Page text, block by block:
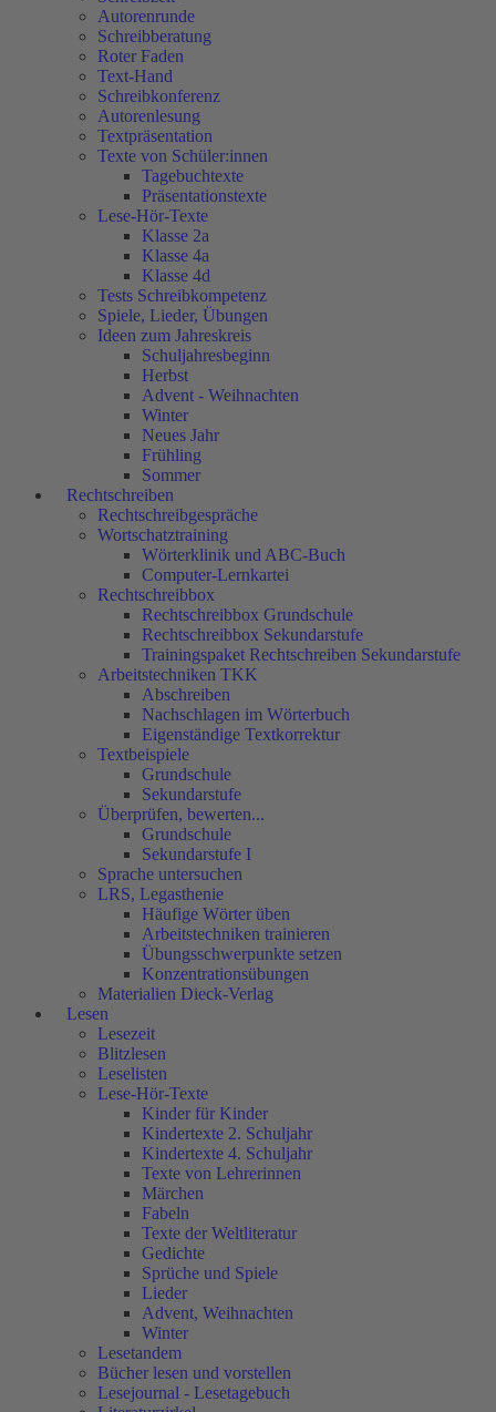
Autorenrunde
Schreibberatung
Roter Faden
Text-Hand
Schreibkonferenz
Autorenlesung
Textpräsentation
Texte von Schüler:innen
Tagebuchtexte
Präsentationstexte
Lese-Hör-Texte
Klasse 2a
Klasse 4a
Klasse 4d
Tests Schreibkompetenz
Spiele, Lieder, Übungen
Ideen zum Jahreskreis
Schuljahresbeginn
Herbst
Advent - Weihnachten
Winter
Neues Jahr
Frühling
Sommer
Rechtschreiben
Rechtschreibgespräche
Wortschatztraining
Wörterklinik und ABC-Buch
Computer-Lernkartei
Rechtschreibbox
Rechtschreibbox Grundschule
Rechtschreibbox Sekundarstufe
Trainingspaket Rechtschreiben Sekundarstufe
Arbeitstechniken TKK
Abschreiben
Nachschlagen im Wörterbuch
Eigenständige Textkorrektur
Textbeispiele
Grundschule
Sekundarstufe
Überprüfen, bewerten...
Grundschule
Sekundarstufe I
Sprache untersuchen
LRS, Legasthenie
Häufige Wörter üben
Arbeitstechniken trainieren
Übungsschwerpunkte setzen
Konzentrationsübungen
Materialien Dieck-Verlag
Lesen
Lesezeit
Blitzlesen
Leselisten
Lese-Hör-Texte
Kinder für Kinder
Kindertexte 2. Schuljahr
Kindertexte 4. Schuljahr
Texte von Lehrerinnen
Märchen
Fabeln
Texte der Weltliteratur
Gedichte
Sprüche und Spiele
Lieder
Advent, Weihnachten
Winter
Lesetandem
Bücher lesen und vorstellen
Lesejournal - Lesetagebuch